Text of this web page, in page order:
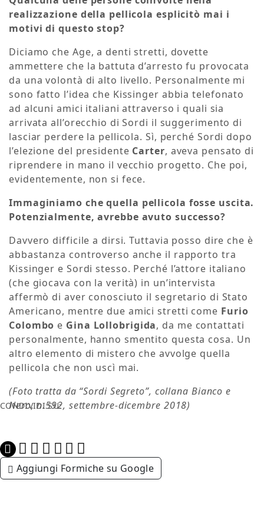
realizzazione della pellicola esplicitò mai i
motivi di questo stop?
Diciamo che Age, a denti stretti, dovette
ammettere che la battuta d’arresto fu provocata
da una volontà di alto livello. Personalmente mi
sono fatto l’idea che Kissinger abbia telefonato
ad alcuni amici italiani attraverso i quali sia
arrivata all’orecchio di Sordi il suggerimento di
lasciar perdere la pellicola. Sì, perché Sordi dopo
l’elezione del presidente Carter, aveva pensato di
riprendere in mano il vecchio progetto. Che poi,
evidentemente, non si fece.
Immaginiamo che quella pellicola fosse uscita.
Potenzialmente, avrebbe avuto successo?
Davvero difficile a dirsi. Tuttavia posso dire che è
abbastanza controverso anche il rapporto tra
Kissinger e Sordi stesso. Perché l’attore italiano
(che giocava con la verità) in un’intervista
affermò di aver conosciuto il segretario di Stato
Americano, mentre due amici stretti come Furio
Colombo e Gina Lollobrigida, da me contattati
personalmente, hanno smentito questa cosa. Un
altro elemento di mistero che avvolge quella
pellicola che non uscì mai.
(Foto tratta da “Sordi Segreto”, collana Bianco e
Nero, n.592, settembre-dicembre 2018)
CONDIVIDI SU:
Aggiungi Formiche su Google